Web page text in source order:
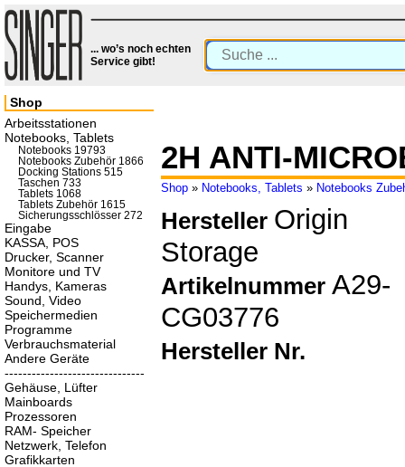
... wo’s noch echten
Service gibt!
2H ANTI-
Shop » Notebooks, Tablets » Notebooks
Hersteller Origin
Storage
Artikelnummer A29-
CG03776
Hersteller Nr.
Shop
Arbeitsstationen
Notebooks, Tablets
Notebooks 19793
Notebooks Zubehör 1866
Docking Stations 515
Taschen 733
Tablets 1068
Tablets Zubehör 1615
Sicherungsschlösser 272
Eingabe
KASSA, POS
Drucker, Scanner
Monitore und TV
Handys, Kameras
Sound, Video
Speichermedien
Programme
Verbrauchsmaterial
Andere Geräte
-------------------------------
Gehäuse, Lüfter
Mainboards
Prozessoren
RAM- Speicher
Netzwerk, Telefon
Grafikkarten